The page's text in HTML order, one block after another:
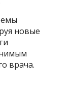
новые
врача.